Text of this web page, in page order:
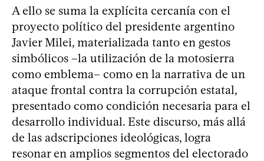
A ello se suma la explícita cercanía con el
proyecto político del presidente argentino
Javier Milei, materializada tanto en gestos
simbólicos –la utilización de la motosierra
como emblema– como en la narrativa de un
ataque frontal contra la corrupción estatal,
presentado como condición necesaria para el
desarrollo individual. Este discurso, más allá
de las adscripciones ideológicas, logra
resonar en amplios segmentos del electorado